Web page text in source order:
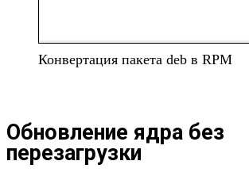
Конвертация пакета deb в RPM
Обновление ядра без
перезагрузки